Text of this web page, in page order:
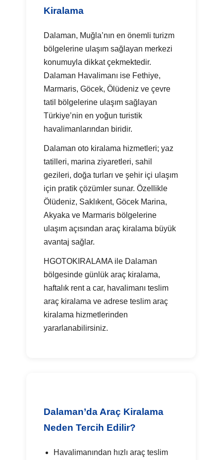
Kiralama
Dalaman, Muğla’nın en önemli turizm
bölgelerine ulaşım sağlayan merkezi
konumuyla dikkat çekmektedir.
Dalaman Havalimanı ise Fethiye,
Marmaris, Göcek, Ölüdeniz ve çevre
tatil bölgelerine ulaşım sağlayan
Türkiye’nin en yoğun turistik
havalimanlarından biridir.
Dalaman oto kiralama hizmetleri; yaz
tatilleri, marina ziyaretleri, sahil
gezileri, doğa turları ve şehir içi ulaşım
için pratik çözümler sunar. Özellikle
Ölüdeniz, Saklıkent, Göcek Marina,
Akyaka ve Marmaris bölgelerine
ulaşım açısından araç kiralama büyük
avantaj sağlar.
HGOTOKIRALAMA ile Dalaman
bölgesinde günlük araç kiralama,
haftalık rent a car, havalimanı teslim
araç kiralama ve adrese teslim araç
kiralama hizmetlerinden
yararlanabilirsiniz.
Dalaman’da Araç Kiralama
Neden Tercih Edilir?
Havalimanından hızlı araç teslim